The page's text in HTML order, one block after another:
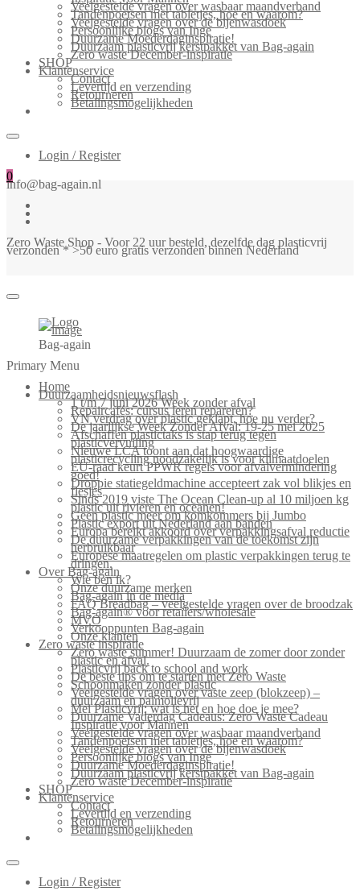
Veelgestelde vragen over wasbaar maandverband
Tandenpoetsen met tabletjes, hoe en waarom?
Veelgestelde vragen over de bijenwasdoek
Persoonlijke blogs van Inge
Duurzame Moederdaginspiratie!
Duurzaam plasticvrij kerstpakket van Bag-again
Zero waste December-inspiratie
SHOP
Klantenservice
Contact
Levertijd en verzending
Retourneren
Betalingsmogelijkheden
Login / Register
0
info@bag-again.nl
Zero Waste Shop - Voor 22 uur besteld, dezelfde dag plasticvrij
verzonden * >50 euro gratis verzonden binnen Nederland
Bag-again
Primary Menu
Home
Duurzaamheidsnieuwsflash
1 t/m 7 juni 2026 Week zonder afval
Repaircafés: cursus leren repareren?
VN verdrag over plastic geklapt, hoe nu verder?
De jaarlijkse Week Zonder Afval: 19-25 mei 2025
Afschaffen plastictaks is stap terug tegen
plasticvervuiling
Nieuwe LCA toont aan dat hoogwaardige
plasticrecycling noodzakelijk is voor klimaatdoelen
EU-raad keurt PPWR regels voor afvalvermindering
goed!
Droppie statiegeldmachine accepteert zak vol blikjes en
flesjes
Sinds 2019 viste The Ocean Clean-up al 10 miljoen kg
plastic uit rivieren en oceanen!
Geen plastic meer om komkommers bij Jumbo
Plastic export uit Nederland aan banden
Europa bereikt akkoord over verpakkingsafval reductie
De duurzame verpakkingen van de toekomst zijn
herbruikbaar
Europese maatregelen om plastic verpakkingen terug te
dringen.
Over Bag-again
Wie ben ik?
Onze duurzame merken
Bag-again in de media
FAQ Breadbag – veelgestelde vragen over de broodzak
Bag-again® voor retailers/wholesale
MVO
Verkooppunten Bag-again
Onze klanten
Zero waste inspiratie
Zero waste summer! Duurzaam de zomer door zonder
plastic en afval.
Plasticvrij back to school and work
De beste tips om te starten met Zero Waste
Schoonmaken zonder plastic
Veelgestelde vragen over vaste zeep (blokzeep) –
duurzaam en palmolievrij
Mei Plasticvrij: wat is het en hoe doe je mee?
Duurzame Vaderdag Cadeaus: Zero Waste Cadeau
Inspiratie voor Mannen
Veelgestelde vragen over wasbaar maandverband
Tandenpoetsen met tabletjes, hoe en waarom?
Veelgestelde vragen over de bijenwasdoek
Persoonlijke blogs van Inge
Duurzame Moederdaginspiratie!
Duurzaam plasticvrij kerstpakket van Bag-again
Zero waste December-inspiratie
SHOP
Klantenservice
Contact
Levertijd en verzending
Retourneren
Betalingsmogelijkheden
Login / Register